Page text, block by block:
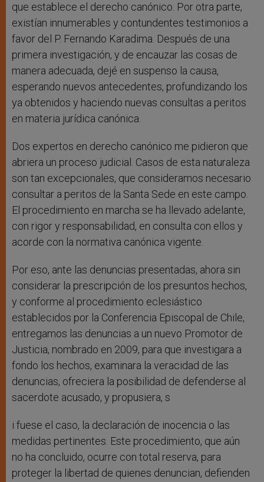
que establece el derecho canónico. Por otra parte,
existían innumerables y contundentes testimonios a
favor del P. Fernando Karadima. Después de una
primera investigación, y de encauzar las cosas de
manera adecuada, dejé en suspenso la causa,
esperando nuevos antecedentes, profundizando los
ya obtenidos y haciendo nuevas consultas a peritos
en materia jurídica canónica.
Dos expertos en derecho canónico me pidieron que
abriera un proceso judicial. Casos de esta naturaleza
son tan excepcionales, que consideramos necesario
consultar a peritos de la Santa Sede en este campo.
El procedimiento en marcha se ha llevado adelante,
con rigor y responsabilidad, en consulta con ellos y
acorde con la normativa canónica vigente.
Por eso, ante las denuncias presentadas, ahora sin
considerar la prescripción de los presuntos hechos,
y conforme al procedimiento eclesiástico
establecidos por la Conferencia Episcopal de Chile,
entregamos las denuncias a un nuevo Promotor de
Justicia, nombrado en 2009, para que investigara a
fondo los hechos, examinara la veracidad de las
denuncias, ofreciera la posibilidad de defenderse al
sacerdote acusado, y propusiera, s
i fuese el caso, la declaración de inocencia o las
medidas pertinentes. Este procedimiento, que aún
no ha concluido, ocurre con total reserva, para
proteger la libertad de quienes denuncian, defienden